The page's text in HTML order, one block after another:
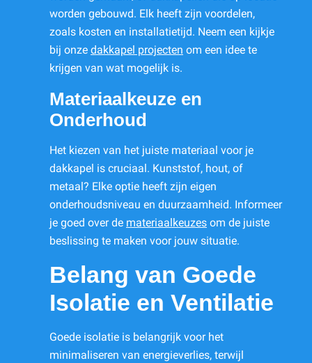
worden gebouwd. Elk heeft zijn voordelen,
zoals kosten en installatietijd. Neem een kijkje
bij onze dakkapel projecten om een idee te
krijgen van wat mogelijk is.
Materiaalkeuze en
Onderhoud
Het kiezen van het juiste materiaal voor je
dakkapel is cruciaal. Kunststof, hout, of
metaal? Elke optie heeft zijn eigen
onderhoudsniveau en duurzaamheid. Informeer
je goed over de materiaalkeuzes om de juiste
beslissing te maken voor jouw situatie.
Belang van Goede
Isolatie en Ventilatie
Goede isolatie is belangrijk voor het
minimaliseren van energieverlies, terwijl